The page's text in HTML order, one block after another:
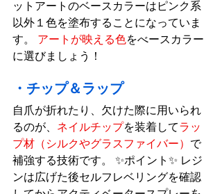
ットアートのベースカラーはピンク系
以外１色を塗布することになっていま
す。 アートが映える色をべースカラー
に選びましょう！
・チップ＆ラップ
自爪が折れたり、欠けた際に用いられ
るのが、 ネイルチップを装着してラッ
プ材（シルクやグラスファイバー） で
補強する技術です。 ✨ポイント✨ レジ
ンは広げた後セルフレベリングを確認